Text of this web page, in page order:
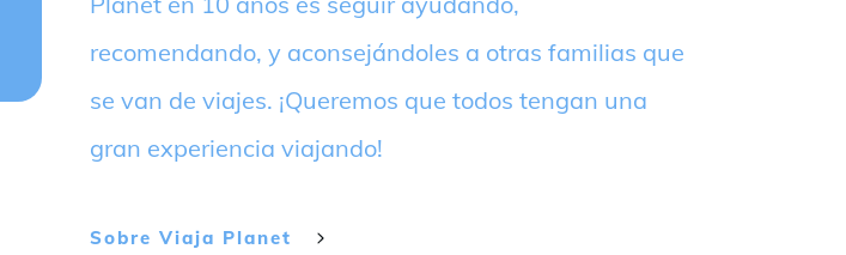
recomendando, y aconsejándoles a otras familias que
se van de viajes. ¡Queremos que todos tengan una
gran experiencia viajando!
Sobre Viaja Planet